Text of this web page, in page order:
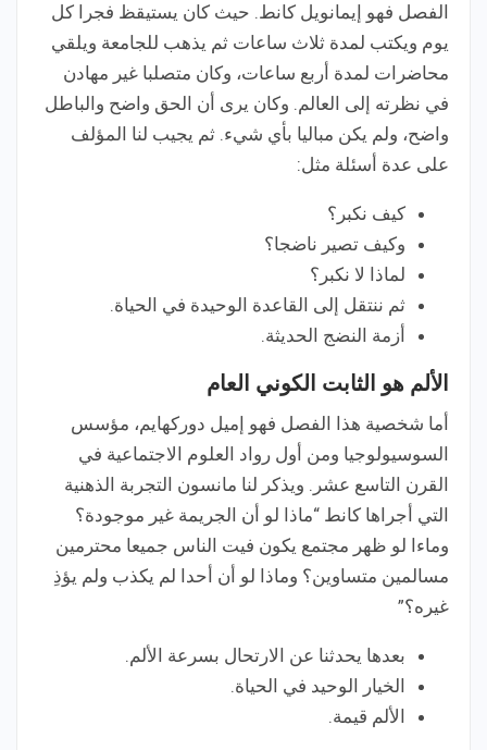
الفصل فهو إيمانويل كانط. حيث كان يستيقظ فجرا كل
يوم ويكتب لمدة ثلاث ساعات ثم يذهب للجامعة ويلقي
محاضرات لمدة أربع ساعات، وكان متصلبا غير مهادن
في نظرته إلى العالم. وكان يرى أن الحق واضح والباطل
واضح، ولم يكن مباليا بأي شيء. ثم يجيب لنا المؤلف
على عدة أسئلة مثل:
كيف نكبر؟
وكيف تصير ناضجا؟
لماذا لا نكبر؟
ثم ننتقل إلى القاعدة الوحيدة في الحياة.
أزمة النضج الحديثة.
الألم هو الثابت الكوني العام
أما شخصية هذا الفصل فهو إميل دوركهايم، مؤسس
السوسيولوجيا ومن أول رواد العلوم الاجتماعية في
القرن التاسع عشر. ويذكر لنا مانسون التجربة الذهنية
التي أجراها كانط “ماذا لو أن الجريمة غير موجودة؟
وماءا لو ظهر مجتمع يكون فيت الناس جميعا محترمين
مسالمين متساوين؟ وماذا لو أن أحدا لم يكذب ولم يؤذِ
غيره؟”
بعدها يحدثنا عن الارتحال بسرعة الألم.
الخيار الوحيد في الحياة.
الألم قيمة.